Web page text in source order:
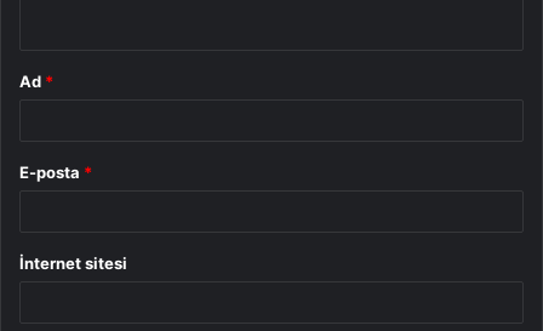
Ad *
E-posta *
İnternet sitesi